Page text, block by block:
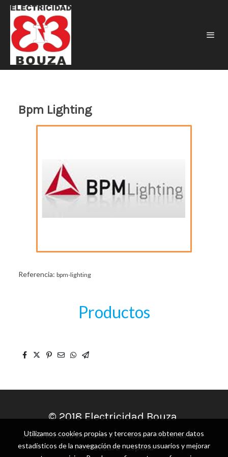
Bpm Lighting
Referencia: bpm-lighting
Productos
© 2018 Electricidad Bouza
Avda. Rosalía De Castro, 7 - 36860 - Ponteareas -
Pontevedra - España
Utilizamos cookies propias y terceros para obtener datos
estadísticos de la navegación de nuestros usuarios y mejorar